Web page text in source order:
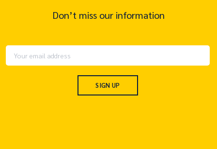
Don’t miss our information